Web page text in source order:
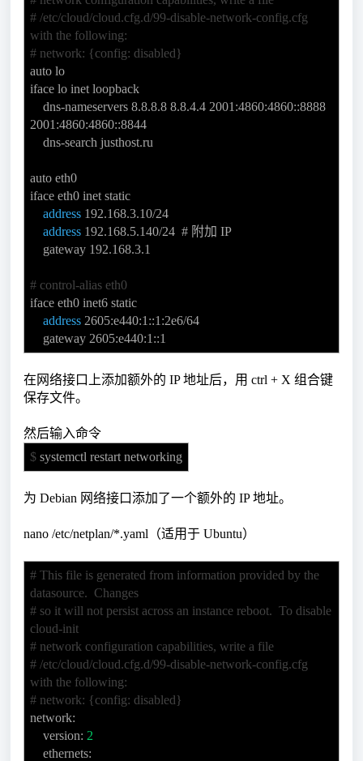
# /etc/cloud/cloud.cfg.d/99-disable-network-config.cfg
with the following:
# network: {config: disabled}
auto lo
iface lo inet loopback
dns-nameservers 8.8.8.8 8.8.4.4 2001:4860:4860::8888
2001:4860:4860::8844
dns-search justhost.ru
auto eth0
iface eth0 inet static
address 192.168.3.10/24
address 192.168.5.140/24 # 附加 IP
gateway 192.168.3.1
# control-alias eth0
iface eth0 inet6 static
address 2605:e440:1::1:2e6/64
gateway 2605:e440:1::1
在网络接口上添加额外的 IP 地址后，用 ctrl + X 组合键
保存文件。
然后输入命令
$systemctl restart networking
为 Debian 网络接口添加了一个额外的 IP 地址。
nano /etc/netplan/*.yaml（适用于 Ubuntu）
# This file is generated from information provided by the
datasource. Changes
# so it will not persist across an instance reboot. To disable
cloud-init
# network configuration capabilities, write a file
# /etc/cloud/cloud.cfg.d/99-disable-network-config.cfg
with the following:
# network: {config: disabled}
network:
version: 2
ethernets: